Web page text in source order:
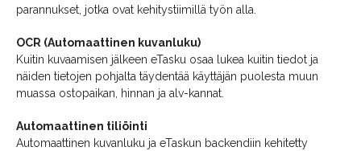
parannukset, jotka ovat kehitystiimillä työn alla.
OCR (Automaattinen kuvanluku)
Kuitin kuvaamisen jälkeen eTasku osaa lukea kuitin tiedot ja
näiden tietojen pohjalta täydentää käyttäjän puolesta muun
muassa ostopaikan, hinnan ja alv-kannat.
Automaattinen tiliöinti
Automaattinen kuvanluku ja eTaskun backendiin kehitetty